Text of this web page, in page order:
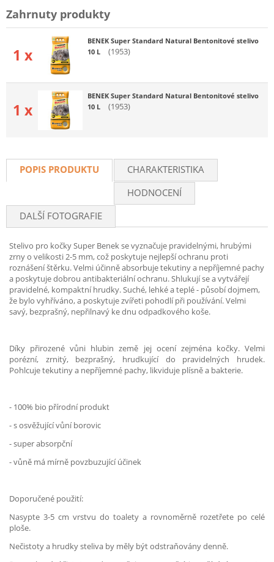
Zahrnuty produkty
1 x
BENEK Super Standard Natural Bentonitové stelivo
10 L
(1953)
1 x
BENEK Super Standard Natural Bentonitové stelivo
10 L
(1953)
POPIS PRODUKTU
CHARAKTERISTIKA
HODNOCENÍ
DALŠÍ FOTOGRAFIE
Stelivo pro kočky Super Benek se vyznačuje pravidelnými, hrubými
zrny o velikosti 2-5 mm, což poskytuje nejlepší ochranu proti
roznášení štěrku. Velmi účinně absorbuje tekutiny a nepříjemné pachy
a poskytuje dobrou antibakteriální ochranu. Shlukují se a vytvářejí
pravidelné, kompaktní hrudky. Suché, lehké a teplé - působí dojmem,
že bylo vyhříváno, a poskytuje zvířeti pohodlí při používání. Velmi
savý, bezprašný, nepřilnavý ke dnu odpadkového koše.
Díky přirozené vůni hlubin země jej ocení zejména kočky. Velmi
porézní, zrnitý, bezprašný, hrudkující do pravidelných hrudek.
Pohlcuje tekutiny a nepříjemné pachy, likviduje plísně a bakterie.
- 100% bio přírodní produkt
- s osvěžující vůní borovic
- super absorpční
- vůně má mírně povzbuzující účinek
Doporučené použití:
Nasypte 3-5 cm vrstvu do toalety a rovnoměrně rozetřete po celé
ploše.
Nečistoty a hrudky steliva by měly být odstraňovány denně.